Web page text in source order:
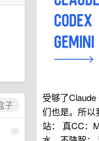
受够了
们也是。所以
站： 真CC：
子
1